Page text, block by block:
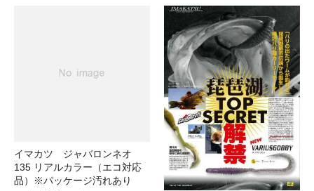
イマカツ ジャバロンネオ
135 リアルカラー（エコ対応
品）※パッケージ汚れあり